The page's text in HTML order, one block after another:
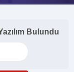
Bulundu